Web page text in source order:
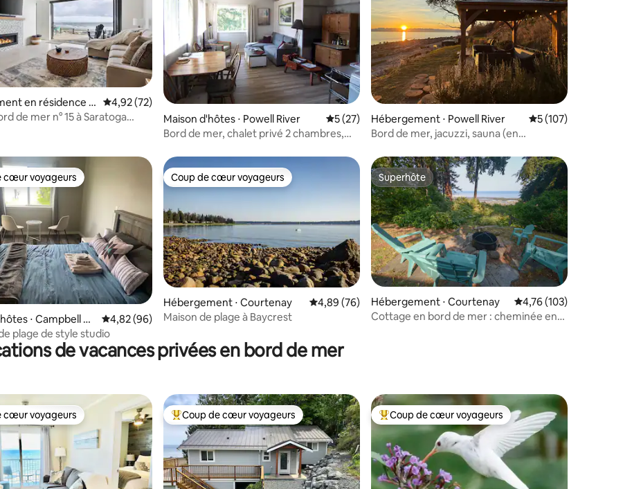
la base de 112 commentaires : 4,87 sur 5
en résidence ⋅
Évaluation moyenne sur la base de 72 commentaires : 4,92 sur 5
4,92 (72)
de mer n° 15 à Saratoga
Maison d'hôtes ⋅ Powell River Évaluation moyenne sur la base de 27 commentaires : 5 sur 5
5 (27)
Bord de mer, chalet privé 2 chambres,
Hébergement ⋅ Powell River Évaluation
5 (107)
Bord de mer, jacuzzi, sauna (en
la base de 121 commentaires : 4,98 sur 5
cœur voyageurs
cœur voyageurs
⋅ Campbell Ri
Évaluation moyenne sur la base de 96 commentaires : 4,82 sur 5
4,82 (96)
plage de style studio
Coup de cœur voyageurs
Coup de cœur voyageurs
Hébergement ⋅ Courtenay Évaluation moyenne sur la base de 76 commentaires : 4,89 sur 5
4,89 (76)
Maison de plage à Baycrest
Superhôte
Superhôte
Hébergement ⋅ Courtenay Évaluation moyenne
4,76 (103)
Cottage en bord de mer : cheminée en
de vacances privées en bord de mer
cœur voyageurs
cœur voyageurs Coups de cœur voyageurs les plus appréciés
Coup de cœur voyageurs Coups de cœur voyageurs les plus appréciés
Coup de cœur voyageurs